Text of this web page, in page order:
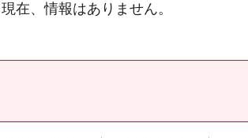
現在、情報はありません。